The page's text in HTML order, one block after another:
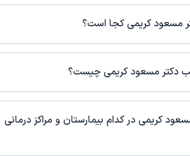
کریمی با توجه به نوع ویزیت تغییر می‌کند.
600000 تومان
مسعود کریمی کجا است؟
دکتر مسعود کریمی 2 مطب فعال دارند. آدرس مطب‌های دکتر مسعود
دکتر مسعود کریمی چیست؟
کریمی در کدام بیمارستان و مراکز درمانی